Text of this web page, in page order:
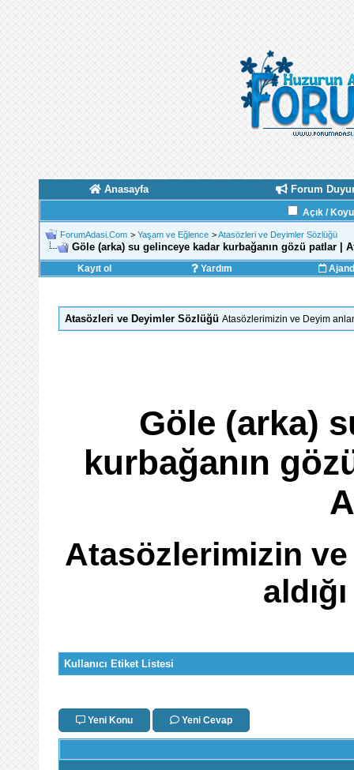
Anasayfa Forum
Açık /
ForumAdasi.Com > Yaşam ve Eğlence >Atasözleri ve Deyimler Sözlüğü
Göle (arka) su gelinceye kadar kurbağanın gözü patlar |
Kayıt ol Yardım
Atasözleri ve Deyimler Sözlüğü Atasözlerimizin ve Deyim
Göle (arka)
kurbağanın
Atasözlerimizin ve
Kullanıcı Etiket Listesi
Yeni Konu Yeni Cevap